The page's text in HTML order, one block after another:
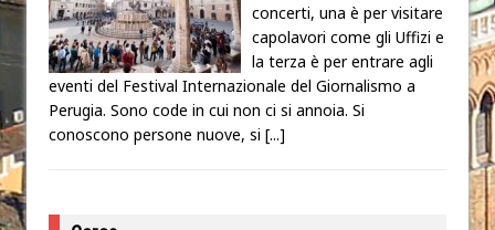
concerti, una è per visitare
capolavori come gli Uffizi e
la terza è per entrare agli
eventi del Festival Internazionale del Giornalismo a
Perugia. Sono code in cui non ci si annoia. Si
conoscono persone nuove, si [...]